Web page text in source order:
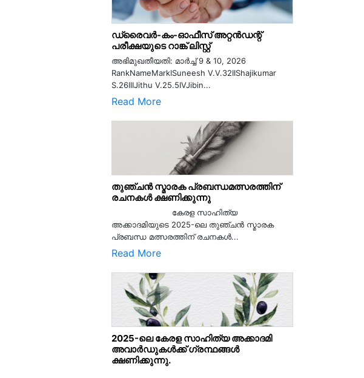
ഡ്രൈവർ-കം-ഓഫീസ് അറ്റൻഡന്റ്
പരീക്ഷയുടെ റാങ്ക് ലിസ്റ്റ്
അഭിമുഖതീയതി: മാർച്ച് 9 & 10, 2026
RankNameMarkISuneesh V.V.32IIShajikumar
S.26IIIJithu V.25.5IVJibin...
Read More
തുഞ്ചൻ സ്മാരക പ്രബന്ധമത്സരത്തിന്
രചനകൾ ക്ഷണിക്കുന്നു
കേരള സാഹിത്യ
അക്കാദമിയുടെ 2025-ലെ തുഞ്ചൻ സ്മാരക
പ്രബന്ധ മത്സരത്തിന് രചനകൾ...
Read More
2025-ലെ കേരള സാഹിത്യ അക്കാദമി
അവാർഡുകൾക്ക് ഗ്രന്ഥങ്ങൾ
ക്ഷണിക്കുന്നു.